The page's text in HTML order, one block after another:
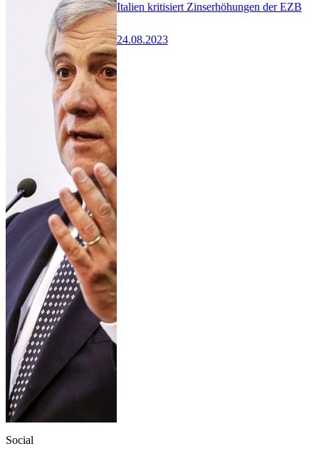
Italien kritisiert Zinserhöhungen der EZB
24.08.2023
Social